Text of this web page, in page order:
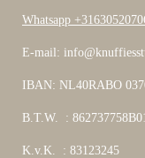
Whatsapp
E-mail:
IBAN: NL40RABO
B.T.W. :
K.v.K. : 83123245